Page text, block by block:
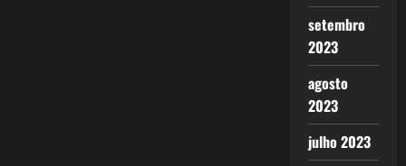
setembro
2023
agosto
2023
julho 2023